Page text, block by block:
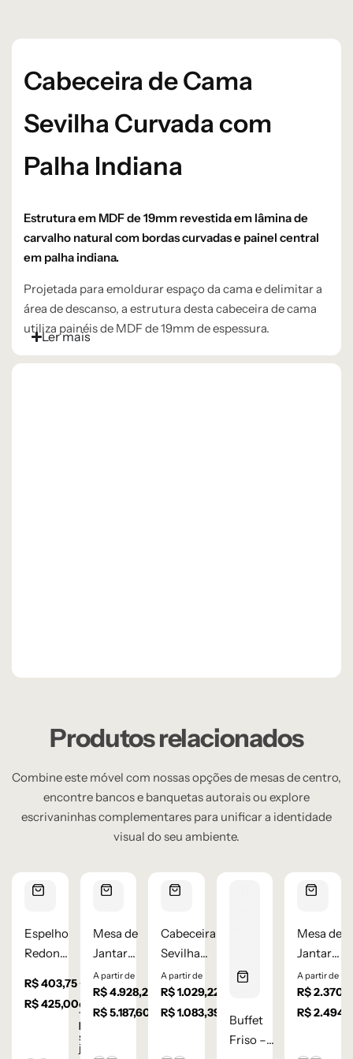
Cabeceira de Cama
Sevilha Curvada com
Palha Indiana
Estrutura em MDF de 19mm revestida em lâmina de
carvalho natural com bordas curvadas e painel central
em palha indiana.
Projetada para emoldurar espaço da cama e delimitar a
área de descanso, a estrutura desta cabeceira de cama
utiliza painéis de MDF de 19mm de espessura.
Ler mais
Produtos relacionados
Combine este móvel com nossas opções de mesas de centro,
encontre bancos e banquetas autorais ou explore
escrivaninhas complementares para unificar a identidade
visual do seu ambiente.
Espelho
Redondo
Moldura
de
R$403,75à vista
R$425,00em até
10 x de
R$
sem
juros
Mesa de
Jantar
Oval
Cone –
Lâmina
A partir de
R$4.928,22
à vista
R$5.187,60 em até
Cabeceira
Sevilha
Reta c/
Palha
Indiana
A partir de
R$1.029,22
R$1.083,39 em até
10x de
R$108,34
sem juros
Buffet
Friso –
Mesa de
Jantar
Cone
Orgânica
– Lâmina
A partir de
R$
R$